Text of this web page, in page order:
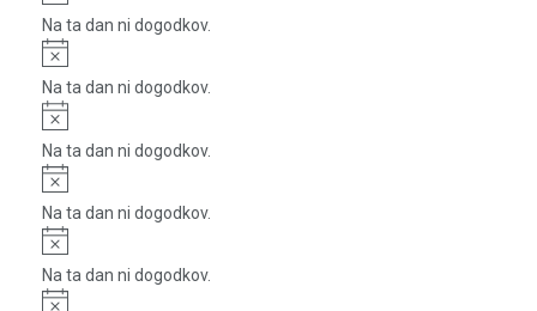
Na ta dan ni dogodkov.
Notice
Na ta dan ni dogodkov.
Notice
Na ta dan ni dogodkov.
Notice
Na ta dan ni dogodkov.
Notice
Na ta dan ni dogodkov.
Notice